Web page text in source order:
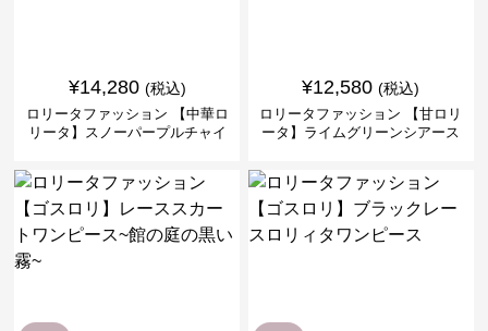
¥14,280 (税込)
ロリータファッション 【中華ロ
リータ】スノーパープルチャイ
¥12,580 (税込)
ロリータファッション 【甘ロリ
ータ】ライムグリーンシアース